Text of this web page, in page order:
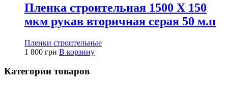
Пленка строительная 1500 Х 150
мкм рукав вторичная серая 50 м.п
Пленки строительные
1 800 грн В корзину
Категории товаров